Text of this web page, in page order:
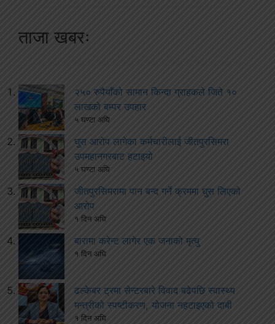
ताजा खबरः
२५० रुपैयाँको सामान किन्दा ग्राहकले जिते १०
लाखको बम्पर उपहार
५ घण्टा अघि
घुस आरोप लागेका कर्मचारीलाई जीतपुरसिमरा
उपमहानगरबाट हटाइयो
५ घण्टा अघि
जीतपुरसिमरामा पान बन्द गर्ने क्रममा घुस लिएको
आरोप
१ दिन अघि
बारामा करेन्ट लागेर एक जनाको मृत्यु
१ दिन अघि
ढल्केबर ट्रमा सेन्टरबारे विवाद बढेपछि स्वास्थ्य
मन्त्रीको स्पष्टीकरण, योजना नहटाइएको दाबी
१ दिन अघि